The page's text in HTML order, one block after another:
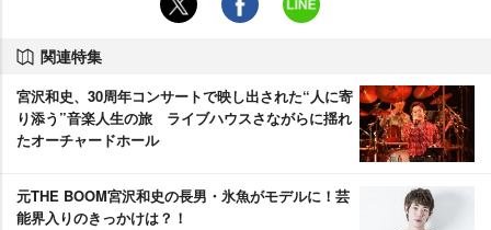
関連特集
宮沢和史、30周年コンサートで映し出された“人に寄
り添う”音楽人生の旅 ライブハウスさながらに揺れ
たオーチャードホール
元THE BOOM宮沢和史の長男・氷魚がモデルに！芸
能界入りのきっかけは？！